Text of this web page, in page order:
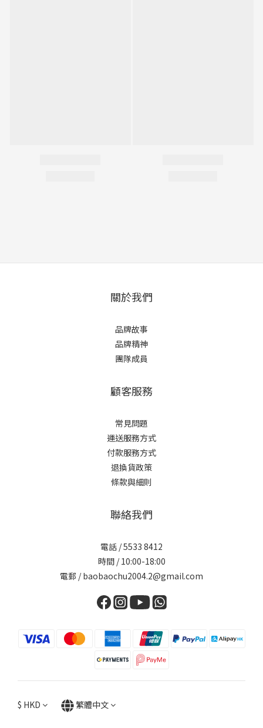
關於我們
品牌故事
品牌精神
團隊成員
顧客服務
常見問題
運送服務方式
付款服務方式
退換貨政策
條款與細則
聯絡我們
電話 / 5533 8412
時間 / 10:00-18:00
電郵 / baobaochu2004.2@gmail.com
$ HKD 繁體中文